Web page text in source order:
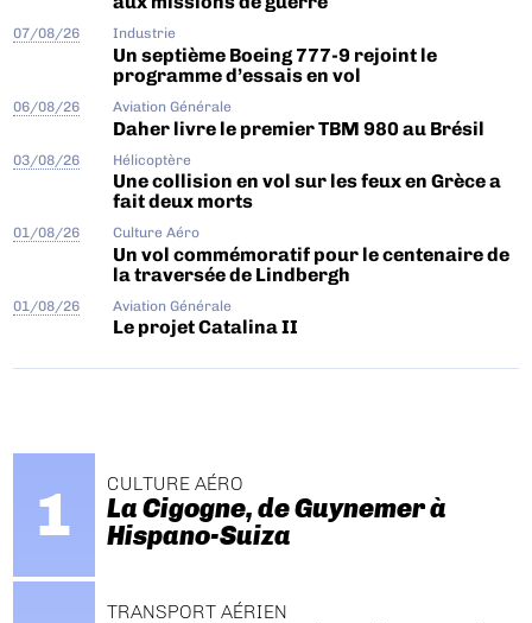
07/08/26 Industrie
Un septième Boeing 777-9 rejoint le
programme d’essais en vol
06/08/26 Aviation Générale
Daher livre le premier TBM 980 au Brésil
03/08/26 Hélicoptère
Une collision en vol sur les feux en Grèce a
fait deux morts
01/08/26 Culture Aéro
Un vol commémoratif pour le centenaire de
la traversée de Lindbergh
01/08/26 Aviation Générale
Le projet Catalina II
CULTURE AÉRO
La Cigogne, de Guynemer à
Hispano-Suiza
TRANSPORT AÉRIEN